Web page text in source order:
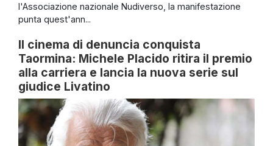
l'Associazione nazionale Nudiverso, la manifestazione
punta quest'ann...
Il cinema di denuncia conquista
Taormina: Michele Placido ritira il premio
alla carriera e lancia la nuova serie sul
giudice Livatino